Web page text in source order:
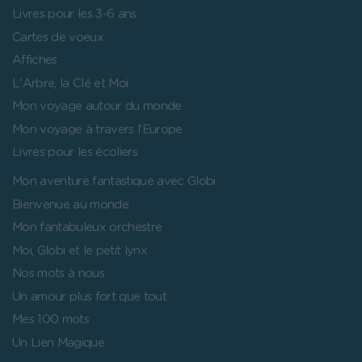
Livres pour les 3-6 ans
Cartes de voeux
Affiches
L'Arbre, la Clé et Moi
Mon voyage autour du monde
Mon voyage à travers l’Europe
Livres pour les écoliers
Mon aventure fantastique avec Globi
Bienvenue au monde
Mon fantabuleux orchestre
Moi, Globi et le petit lynx
Nos mots à nous
Un amour plus fort que tout
Mes 100 mots
Un Lien Magique